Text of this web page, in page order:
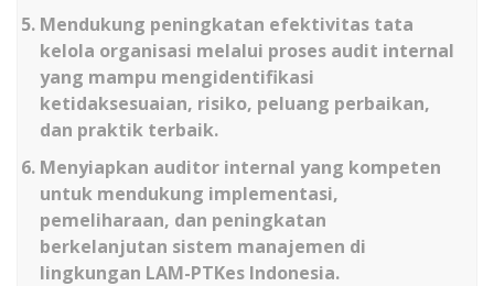
Mendukung peningkatan efektivitas tata
kelola organisasi melalui proses audit internal
yang mampu mengidentifikasi
ketidaksesuaian, risiko, peluang perbaikan,
dan praktik terbaik.
Menyiapkan auditor internal yang kompeten
untuk mendukung implementasi,
pemeliharaan, dan peningkatan
berkelanjutan sistem manajemen di
lingkungan LAM-PTKes Indonesia.